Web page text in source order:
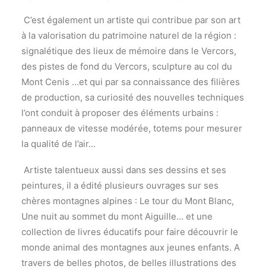
C’est également un artiste qui contribue par son art
à la valorisation du patrimoine naturel de la région :
signalétique des lieux de mémoire dans le Vercors,
des pistes de fond du Vercors, sculpture au col du
Mont Cenis …et qui par sa connaissance des filières
de production, sa curiosité des nouvelles techniques
l’ont conduit à proposer des éléments urbains :
panneaux de vitesse modérée, totems pour mesurer
la qualité de l’air…
Artiste talentueux aussi dans ses dessins et ses
peintures, il a édité plusieurs ouvrages sur ses
chères montagnes alpines : Le tour du Mont Blanc,
Une nuit au sommet du mont Aiguille… et une
collection de livres éducatifs pour faire découvrir le
monde animal des montagnes aux jeunes enfants. A
travers de belles photos, de belles illustrations des